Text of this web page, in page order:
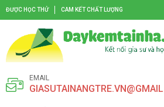
ĐƯỢC HỌC THỬ CAM KẾT CHẤT LƯỢNG
EMAIL